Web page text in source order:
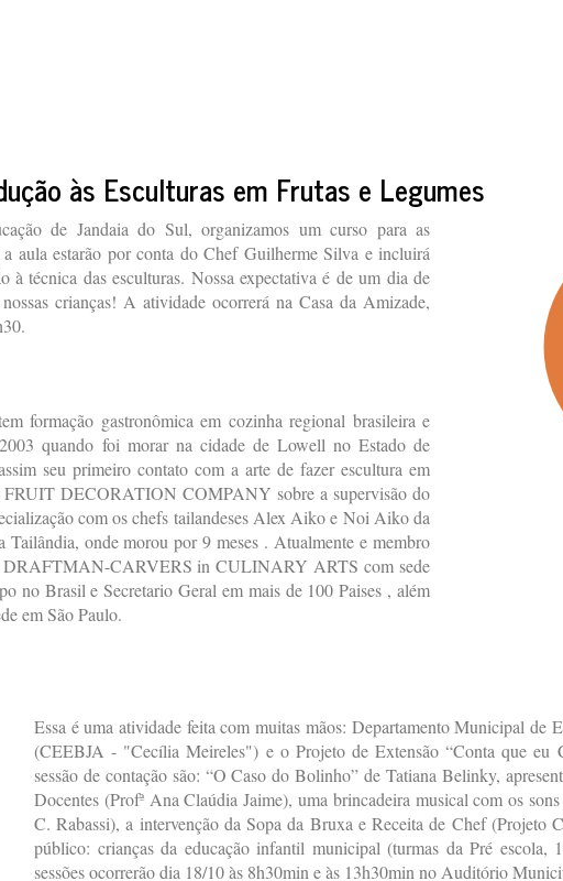
às Esculturas em Frutas e Legumes
de Jandaia do Sul, organizamos um curso para as
aula estarão por conta do Chef Guilherme Silva e incluirá
técnica das esculturas. Nossa expectativa é de um dia de
crianças! A atividade ocorrerá na Casa da Amizade,
formação gastronômica em cozinha regional brasileira e
quando foi morar na cidade de Lowell no Estado de
seu primeiro contato com a arte de fazer escultura em
FRUIT DECORATION COMPANY sobre a supervisão do
com os chefs tailandeses Alex Aiko e Noi Aiko da
onde morou por 9 meses . Atualmente e membro
CARVERS in CULINARY ARTS com sede
no Brasil e Secretario Geral em mais de 100 Paises , além
em São Paulo.
Essa é uma atividade feita com muitas mãos: Departamento Municipal de
(CEEBJA - "Cecília Meireles") e o Projeto de Extensão “Conta que eu
sessão de contação são: “O Caso do Bolinho” de Tatiana Belinky,
Docentes (Profª Ana Claúdia Jaime), uma brincadeira musical com os
C. Rabassi), a intervenção da Sopa da Bruxa e Receita de Chef
público: crianças da educação infantil municipal (turmas da Pré escola,
sessões ocorrerão dia 18/10 às 8h30min e às 13h30min no Auditório